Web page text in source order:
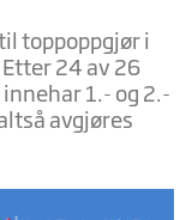
toppoppgjør i
24 av 26
1.- og 2.-
avgjøres